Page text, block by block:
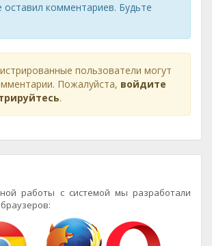
комментариев. Будьте
пользователи могут
Пожалуйста, войдите
.
работы с системой мы разработали